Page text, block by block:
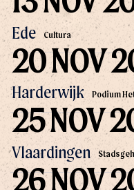
Ede Cultura
Harderwijk Podium
20 NOV
Vlaardingen
25 NOV
26 NOV